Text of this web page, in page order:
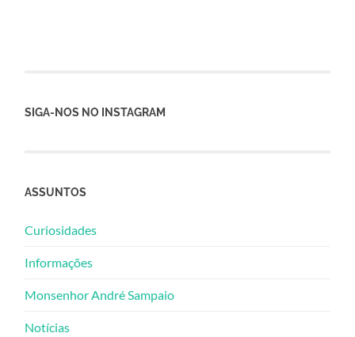
SIGA-NOS NO INSTAGRAM
ASSUNTOS
Curiosidades
Informações
Monsenhor André Sampaio
Notícias